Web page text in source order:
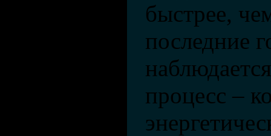
быстрее,
последние
процесс –